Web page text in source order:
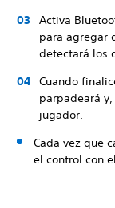
Activa
para agregar
detectará los
Cuando
parpadeará
jugador.
Cada vez que
el control con